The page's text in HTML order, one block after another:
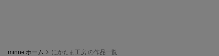
minne ホーム にかたま工房 の作品一覧